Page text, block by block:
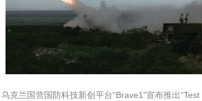
乌克兰国营国防科技新创平台“Brave1”宣布推出